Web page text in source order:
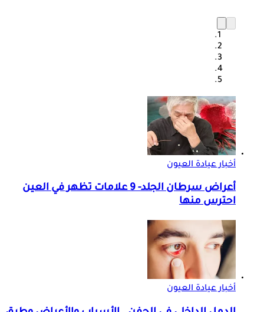
أخبار عيادة العيون
أعراض سرطان الجلد- 9 علامات تظهر في العين
احترس منها
أخبار عيادة العيون